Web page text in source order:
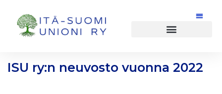
sisältöön
ISU ry:n neuvosto vuonna 2022